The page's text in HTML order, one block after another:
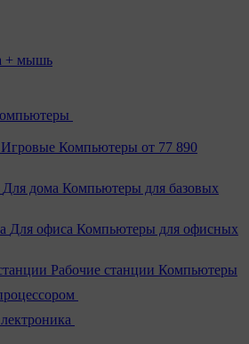
+ мышь
Игровые Компьютеры от 77 890
Для дома Компьютеры для базовых
Для офиса Компьютеры для офисных
Рабочие станции Компьютеры